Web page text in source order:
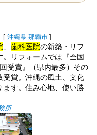
[ 沖縄県 那覇市 ]
、歯科医院の新築・リフ
。リフォームでは『全国
受賞』（県内最多）その
受賞。沖縄の風土、文化
ます。住み心地、使い勝
所